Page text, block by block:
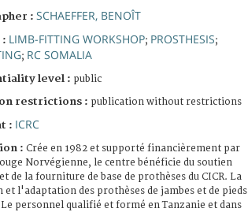
: SCHAEFFER, BENOÎT
: LIMB-FITTING WORKSHOP; PROSTHESIS;
; RC SOMALIA
level : public
restrictions : publication without restrictions
: ICRC
: Crée en 1982 et supporté financièrement par
Norvégienne, le centre bénéficie du soutien
de la fourniture de base de prothèses du CICR. La
l'adaptation des prothèses de jambes et de pieds
personnel qualifié et formé en Tanzanie et dans